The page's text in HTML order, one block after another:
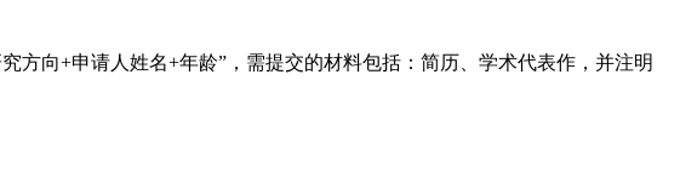
向+申请人姓名+年龄”，需提交的材料包括：简历、学术代表作，并注明